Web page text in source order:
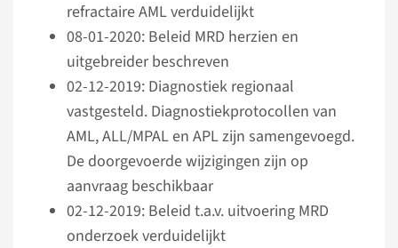
refractaire AML verduidelijkt
08-01-2020: Beleid MRD herzien en
uitgebreider beschreven
02-12-2019: Diagnostiek regionaal
vastgesteld. Diagnostiek­protocollen van
AML, ALL/MPAL en APL zijn samengevoegd.
De doorgevoerde wijzigingen zijn op
aanvraag beschikbaar
02-12-2019: Beleid t.a.v. uitvoering MRD
onderzoek verduidelijkt